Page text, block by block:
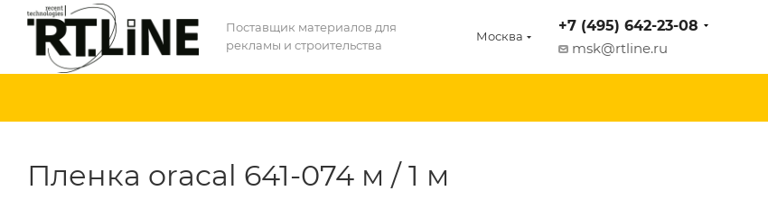
Поставщик материалов для
рекламы и строительства
Москва
+7 (495) 642-23-08
msk@rtline.ru
Пленка oracal 641-074 м / 1 м